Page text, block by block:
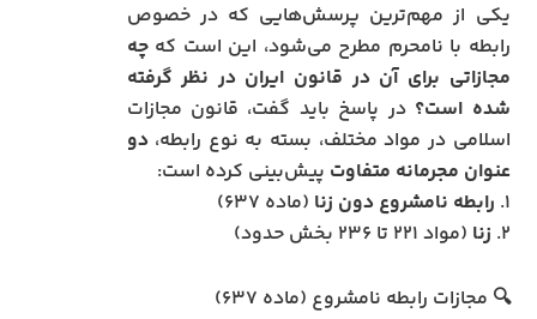
یکی از مهم‌ترین پرسش‌هایی که در خصوص
رابطه با نامحرم مطرح می‌شود، این است کهچه
مجازاتی برای آن در قانون ایران در نظر گرفته
شده است؟ در پاسخ باید گفت، قانون مجازات
اسلامی در مواد مختلف، بسته به نوع رابطه،دو
عنوان مجرمانه متفاوت پیش‌بینی کرده است:
۱. رابطه نامشروع دون زنا (ماده ۶۳۷)
۲. زنا (مواد ۲۲۱ تا ۲۳۶ بخش حدود)
🔍 مجازات رابطه نامشروع (ماده ۶۳۷)